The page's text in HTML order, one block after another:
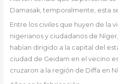
Damasak, temporalmente, esta
Entre los civiles que huyen de la
nigerianos y ciudadanos de
habían dirigido a la capital del
ciudad de Geidam en el vecino
cruzaron a la región de Diffa en